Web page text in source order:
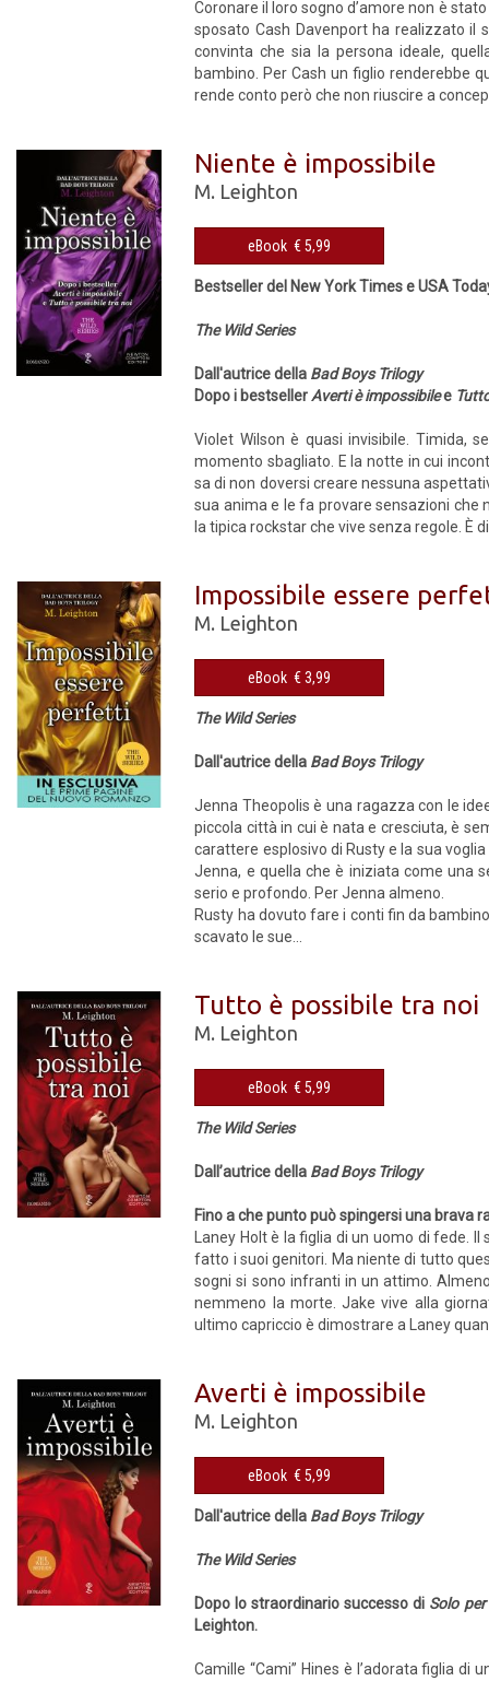
Coronare il loro sogno d’amore non è
sposato Cash Davenport ha realizzato il
convinta che sia la persona ideale,
bambino. Per Cash un figlio renderebbe
rende conto però che non riuscire a
Niente è impossibile
M. Leighton
eBook € 5,99
Bestseller del New York Times e USA
The Wild Series
Dall'autrice della Bad Boys Trilogy
Dopo i bestseller Averti è impossibilee
Violet Wilson è quasi invisibile. Timida,
momento sbagliato. E la notte in cui
sa di non doversi creare nessuna
sua anima e le fa provare sensazioni che
la tipica rockstar che vive senza regole. È
Impossibile essere
M. Leighton
eBook € 3,99
The Wild Series
Dall'autrice della Bad Boys Trilogy
Jenna Theopolis è una ragazza con le
piccola città in cui è nata e cresciuta, è
carattere esplosivo di Rusty e la sua
Jenna, e quella che è iniziata come una
serio e profondo. Per Jenna almeno.
Rusty ha dovuto fare i conti fin da
scavato le sue...
Tutto è possibile tra noi
M. Leighton
eBook € 5,99
The Wild Series
Dall’autrice della Bad Boys Trilogy
Fino a che punto può spingersi una brava
Laney Holt è la figlia di un uomo di fede.
fatto i suoi genitori. Ma niente di tutto
sogni si sono infranti in un attimo.
nemmeno la morte. Jake vive alla
ultimo capriccio è dimostrare a Laney
Averti è impossibile
M. Leighton
eBook € 5,99
Dall'autrice della Bad Boys Trilogy
The Wild Series
Dopo lo straordinario successo di Solo per
Leighton.
Camille “Cami” Hines è l’adorata figlia